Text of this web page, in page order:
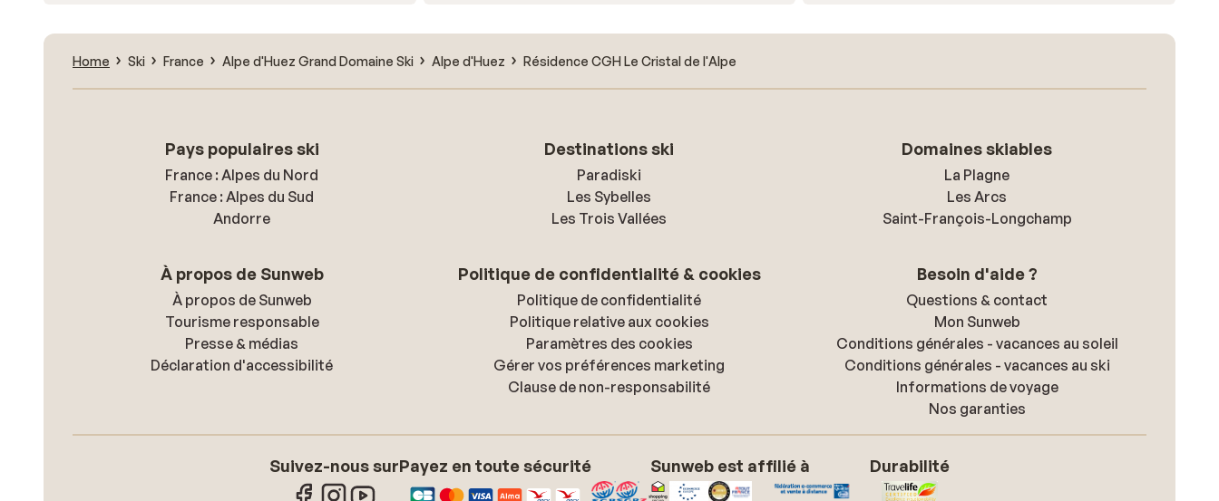
Home Ski France Alpe d'Huez Grand Domaine Ski Alpe d'Huez Résidence CGH Le Cristal de l'Alpe
Pays populaires ski
France : Alpes du Nord
France : Alpes du Sud
Andorre
Destinations ski
Paradiski
Les Sybelles
Les Trois Vallées
Domaines skiables
La Plagne
Les Arcs
Saint-François-Longchamp
À propos de Sunweb
À propos de Sunweb
Tourisme responsable
Presse & médias
Déclaration d'accessibilité
Politique de confidentialité & cookies
Politique de confidentialité
Politique relative aux cookies
Paramètres des cookies
Gérer vos préférences marketing
Clause de non-responsabilité
Besoin d'aide ?
Questions & contact
Mon Sunweb
Conditions générales - vacances au soleil
Conditions générales - vacances au ski
Informations de voyage
Nos garanties
Suivez-nous surPayez en toute sécurité Sunweb est affilié à Durabilité